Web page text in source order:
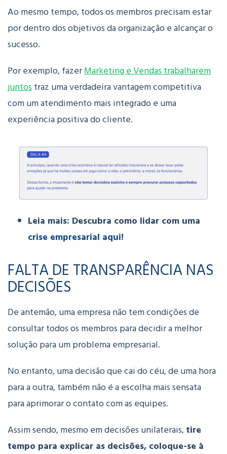
Ao mesmo tempo, todos os membros precisam estar
por dentro dos objetivos da organização e alcançar o
sucesso.
Por exemplo, fazerMarketing e Vendas trabalharem
juntostraz uma verdadeira vantagem competitiva
com um atendimento mais integrado e uma
experiência positiva do cliente.
Leia mais: Descubra como lidar com uma
crise empresarial aqui!
FALTA DE TRANSPARÊNCIA NAS
DECISÕES
De antemão, uma empresa não tem condições de
consultar todos os membros para decidir a melhor
solução para um problema empresarial.
No entanto, uma decisão que cai do céu, de uma hora
para a outra, também não é a escolha mais sensata
para aprimorar o contato com as equipes.
Assim sendo, mesmo em decisões unilaterais,tire
tempo para explicar as decisões, coloque-se à